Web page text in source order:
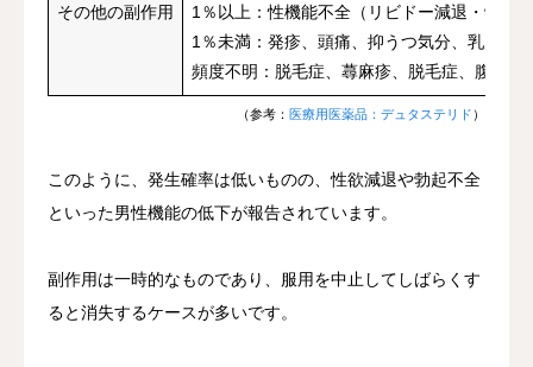
その他の副作用
1％以上：性機能不全（リビドー減退・勃起
1％未満：発疹、頭痛、抑うつ気分、乳房障
頻度不明：脱毛症、蕁麻疹、脱毛症、腹痛、
（参考： 医療用医薬品：デュタステリド）
このように、 発生確率は低いものの、性欲減退や勃起不全
といった男性機能の低下が報告されています。
副作用は一時的なものであり、服用を中止してしばらくす
ると消失するケースが多いです。